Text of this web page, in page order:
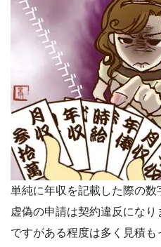
単純に年収を記載した際の数
虚偽の申請は契約違反になり
ですがある程度は多く見積も